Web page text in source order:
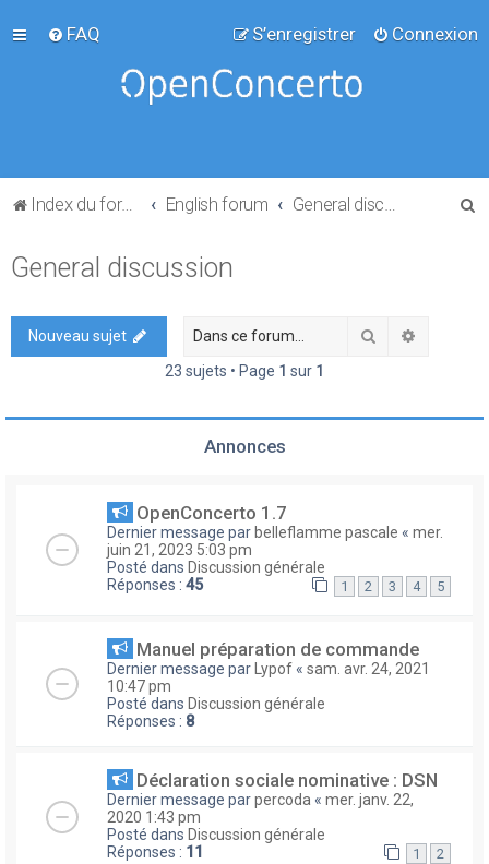
FAQ Connexion
S’enregistrer
Index du forum English forum
h
General discussion
Nouveau sujet Rechercher
23 sujets • Page 1 sur 1
Annonces
OpenConcerto 1.7
Dernier message par belleflamme pascale « mer.
juin 21, 2023 5:03 pm
Posté dans Discussion générale
Réponses : 45 1 2 3 4 5
Manuel préparation de commande
Dernier message par Lypof « sam. avr. 24, 2021
10:47 pm
Posté dans Discussion générale
Réponses : 8
Déclaration sociale nominative : DSN
Dernier message parpercoda « mer. janv. 22,
2020 1:43 pm
Posté dans Discussion générale
Réponses : 11 1 2